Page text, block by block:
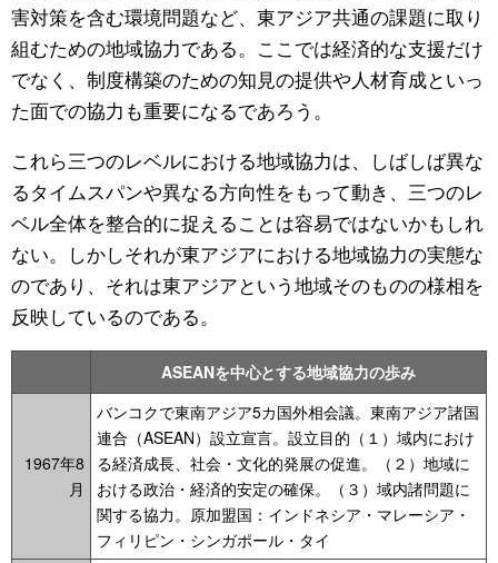
害対策を含む環境問題など、東アジア共通の課題に取り
組むための地域協力である。ここでは経済的な支援だけ
でなく、制度構築のための知見の提供や人材育成といっ
た面での協力も重要になるであろう。
これら三つのレベルにおける地域協力は、しばしば異な
るタイムスパンや異なる方向性をもって動き、三つのレ
ベル全体を整合的に捉えることは容易ではないかもしれ
ない。しかしそれが東アジアにおける地域協力の実態な
のであり、それは東アジアという地域そのものの様相を
反映しているのである。
ASEANを中心とする地域協力の歩み
1967年8
月
バンコクで東南アジア5カ国外相会議。東南アジア諸国
連合（ASEAN）設立宣言。設立目的（１）域内におけ
る経済成長、社会・文化的発展の促進。（２）地域に
おける政治・経済的安定の確保。（３）域内諸問題に
関する協力。原加盟国：インドネシア・マレーシア・
フィリピン・シンガポール・タイ